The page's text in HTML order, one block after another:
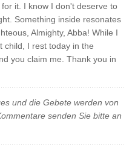
it. I know I don't deserve to
Something inside resonates
Almighty, Abba! While I
child, I rest today in the
you claim me. Thank you in
und die Gebete werden von
senden Sie bitte an